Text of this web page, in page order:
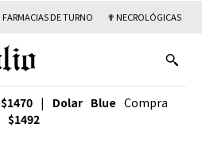
FARMACIAS DE TURNO ✟ NECROLÓGICAS
$1470 | Dolar Blue Compra
$1492